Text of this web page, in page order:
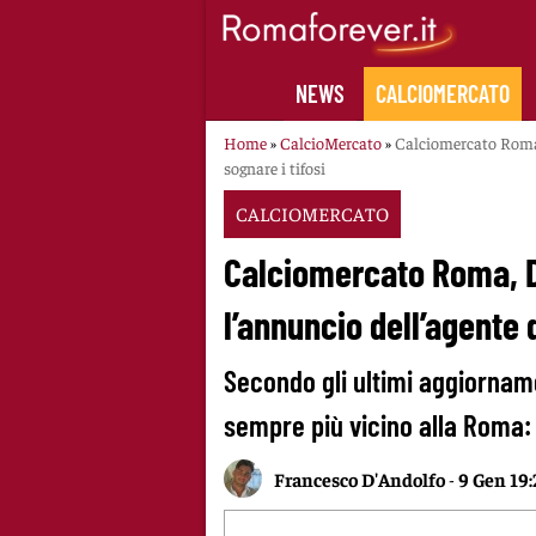
NEWS CALCIOMERCATO
Home»CalcioMercato»Calciomercato
sognare i tifosi
CALCIOMERCATO
Calciomercato Roma,
l’annuncio
Secondo gli ultimi
sempre più vicino alla
Francesco D'Andolfo-9 Gen